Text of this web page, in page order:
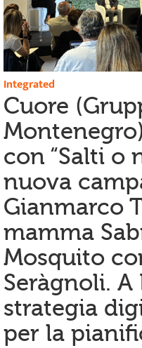
Integrated
Cuore
con “Salti o
nuova
Gianmarco
mamma
Mosquito
Seràgnoli. A
strategia
per la